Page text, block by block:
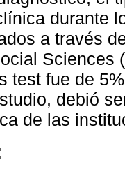
durante
a través
Sciences
test fue de
debió
de las